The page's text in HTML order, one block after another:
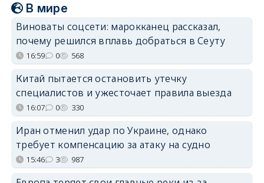
В мире
Виноваты соцсети: марокканец рассказал,
почему решился вплавь добраться в Сеуту
16:59 0 568
Китай пытается остановить утечку
специалистов и ужесточает правила выезда
16:07 0 330
Иран отменил удар по Украине, однако
требует компенсацию за атаку на судно
15:46 3 987